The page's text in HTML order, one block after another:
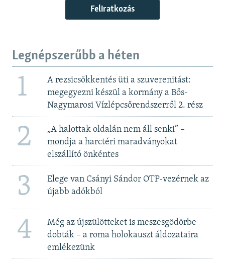
Feliratkozás
Legnépszerűbb a héten
1
A rezsicsökkentés üti a szuverenitást:
megegyezni készül a kormány a Bős-
Nagymarosi Vízlépcsőrendszerről 2. rész
2
„A halottak oldalán nem áll senki” –
mondja a harctéri maradványokat
elszállító önkéntes
3
Elege van Csányi Sándor OTP-vezérnek az
újabb adókból
4
Még az újszülötteket is meszesgödörbe
dobták – a roma holokauszt áldozataira
emlékezünk